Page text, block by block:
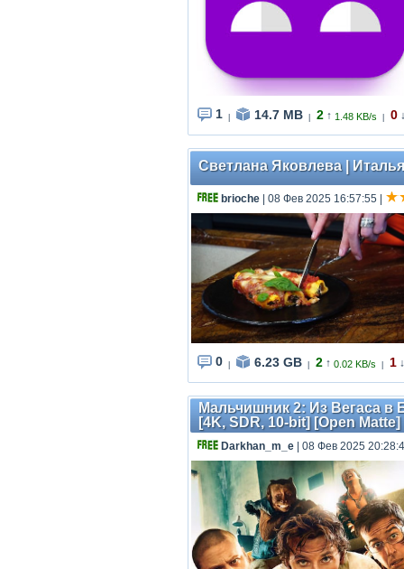
1 14.7 MB 2 ↑ 1.48 KB/s 0
Светлана Яковлева |
brioche | 08 Фев 2025 16:57:55
0 6.23 GB 2 ↑ 0.02 KB/s 1 ↓
Мальчишник 2: Из Вегаса в
[4K, SDR, 10-bit] [Open
Darkhan_m_e | 08 Фев 2025